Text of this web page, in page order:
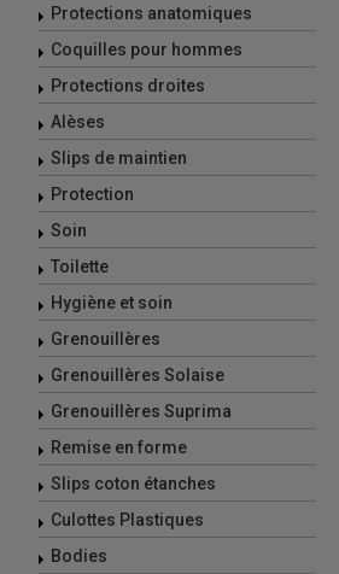
Protections anatomiques
Coquilles pour hommes
Protections droites
Alèses
Slips de maintien
Protection
Soin
Toilette
Hygiène et soin
Grenouillères
Grenouillères Solaise
Grenouillères Suprima
Remise en forme
Slips coton étanches
Culottes Plastiques
Bodies